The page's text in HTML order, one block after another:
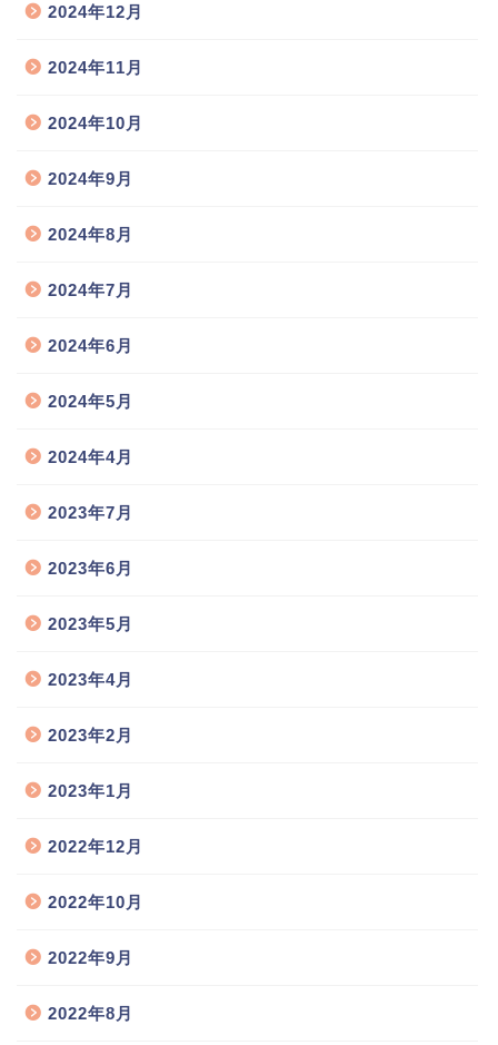
2024年12月
2024年11月
2024年10月
2024年9月
2024年8月
2024年7月
2024年6月
2024年5月
2024年4月
2023年7月
2023年6月
2023年5月
2023年4月
2023年2月
2023年1月
2022年12月
2022年10月
2022年9月
2022年8月